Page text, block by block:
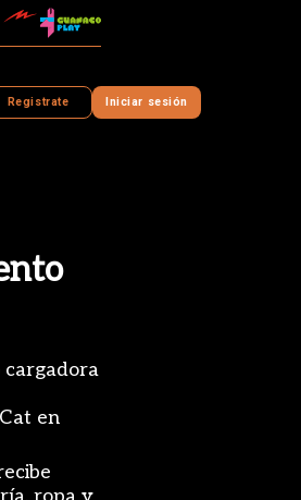
Registrate Iniciar sesión
en